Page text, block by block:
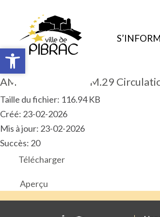
Ouvrir la barre d’outils
AM 2026.02.ART.PM.29
Taille du fichier: 116.94 KB
Créé: 23-02-2026
Mis à jour: 23-02-2026
Succès: 20
Télécharger
Aperçu
Ouvrir la barre d’outils